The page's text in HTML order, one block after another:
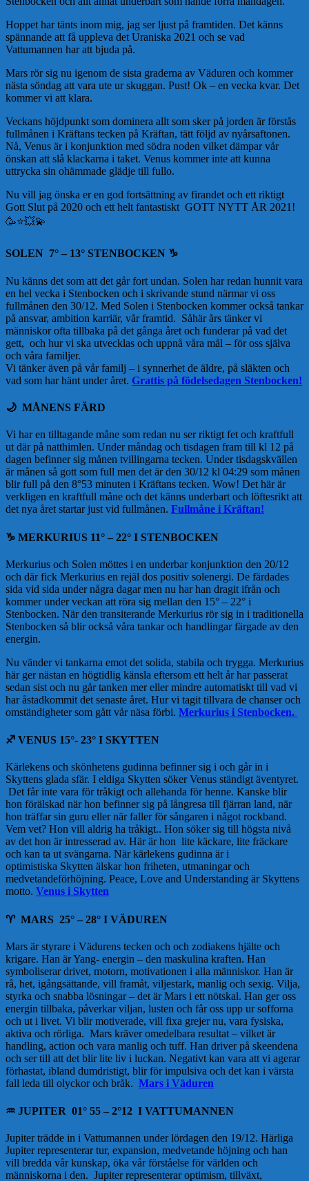
Hoppet har tänts inom mig, jag ser ljust på framtiden. Det känns
spännande att få uppleva det Uraniska 2021 och se vad
Vattumannen har att bjuda på.
Mars rör sig nu igenom de sista graderna av Väduren och kommer
nästa söndag att vara ute ur skuggan. Pust! Ok – en vecka kvar. Det
kommer vi att klara.
Veckans höjdpunkt som dominera allt som sker på jorden är förstås
fullmånen i Kräftans tecken på Kräftan, tätt följd av nyårsaftonen.
Nå, Venus är i konjunktion med södra noden vilket dämpar vår
önskan att slå klackarna i taket. Venus kommer inte att kunna
uttrycka sin ohämmade glädje till fullo.
Nu vill jag önska er en god fortsättning av firandet och ett riktigt
Gott Slut på 2020 och ett helt fantastiskt GOTT NYTT ÅR 2021!
🥳⭐️💥💫
SOLEN 7° – 13° STENBOCKEN ♑️
Nu känns det som att det går fort undan. Solen har redan hunnit vara
en hel vecka i Stenbocken och i skrivande stund närmar vi oss
fullmånen den 30/12. Med Solen i Stenbocken kommer också tankar
på ansvar, ambition karriär, vår framtid. Såhär års tänker vi
människor ofta tillbaka på det gånga året och funderar på vad det
gett, och hur vi ska utvecklas och uppnå våra mål – för oss själva
och våra familjer.
Vi tänker även på vår familj – i synnerhet de äldre, på släkten och
vad som har hänt under året. Grattis på födelsedagen Stenbocken!
🌙 MÅNENS FÄRD
Vi har en tilltagande måne som redan nu ser riktigt fet och kraftfull
ut där på natthimlen. Under måndag och tisdagen fram till kl 12 på
dagen befinner sig månen tvillingarna tecken. Under tisdagskvällen
är månen så gott som full men det är den 30/12 kl 04:29 som månen
blir full på den 8°53 minuten i Kräftans tecken. Wow! Det här är
verkligen en kraftfull måne och det känns underbart och löftesrikt att
det nya året startar just vid fullmånen. Fullmåne i Kräftan!
♑️ MERKURIUS 11° – 22° I STENBOCKEN
Merkurius och Solen möttes i en underbar konjunktion den 20/12
och där fick Merkurius en rejäl dos positiv solenergi. De färdades
sida vid sida under några dagar men nu har han dragit ifrån och
kommer under veckan att röra sig mellan den 15° – 22° i
Stenbocken. När den transiterande Merkurius rör sig in i traditionella
Stenbocken så blir också våra tankar och handlingar färgade av den
energin.
Nu vänder vi tankarna emot det solida, stabila och trygga. Merkurius
här ger nästan en högtidlig känsla eftersom ett helt år har passerat
sedan sist och nu går tanken mer eller mindre automatiskt till vad vi
har åstadkommit det senaste året. Hur vi tagit tillvara de chanser och
omständigheter som gått vår näsa förbi. Merkurius i Stenbocken.
♐️ VENUS 15°- 23° I SKYTTEN
Kärlekens och skönhetens gudinna befinner sig i och går in i
Skyttens glada sfär. I eldiga Skytten söker Venus ständigt äventyret.
Det får inte vara för tråkigt och allehanda för henne. Kanske blir
hon förälskad när hon befinner sig på långresa till fjärran land, när
hon träffar sin guru eller när faller för sångaren i något rockband.
Vem vet? Hon vill aldrig ha tråkigt.. Hon söker sig till högsta nivå
av det hon är intresserad av. Här är hon lite käckare, lite fräckare
och kan ta ut svängarna. När kärlekens gudinna är i
optimistiska Skytten älskar hon friheten, utmaningar och
medvetandeförhöjning. Peace, Love and Understanding är Skyttens
motto. Venus i Skytten
♈️MARS 25° – 28° I VÄDUREN
Mars är styrare i Vädurens tecken och och zodiakens hjälte och
krigare. Han är Yang- energin – den maskulina kraften. Han
symboliserar drivet, motorn, motivationen i alla människor. Han är
rå, het, igångsättande, vill framåt, viljestark, manlig och sexig. Vilja,
styrka och snabba lösningar – det är Mars i ett nötskal. Han ger oss
energin tillbaka, påverkar viljan, lusten och får oss upp ur sofforna
och ut i livet. Vi blir motiverade, vill fixa grejer nu, vara fysiska,
aktiva och rörliga. Mars kräver omedelbara resultat – vilket är
handling, action och vara manlig och tuff. Han driver på skeendena
och ser till att det blir lite liv i luckan. Negativt kan vara att vi agerar
förhastat, ibland dumdristigt, blir för impulsiva och det kan i värsta
fall leda till olyckor och bråk. Mars i Väduren
♒️ JUPITER 01° 55 – 2°12 I VATTUMANNEN
Jupiter trädde in i Vattumannen under lördagen den 19/12. Härliga
Jupiter representerar tur, expansion, medvetande höjning och han
vill bredda vår kunskap, öka vår förståelse för världen och
människorna i den. Jupiter representerar optimism, tillväxt,